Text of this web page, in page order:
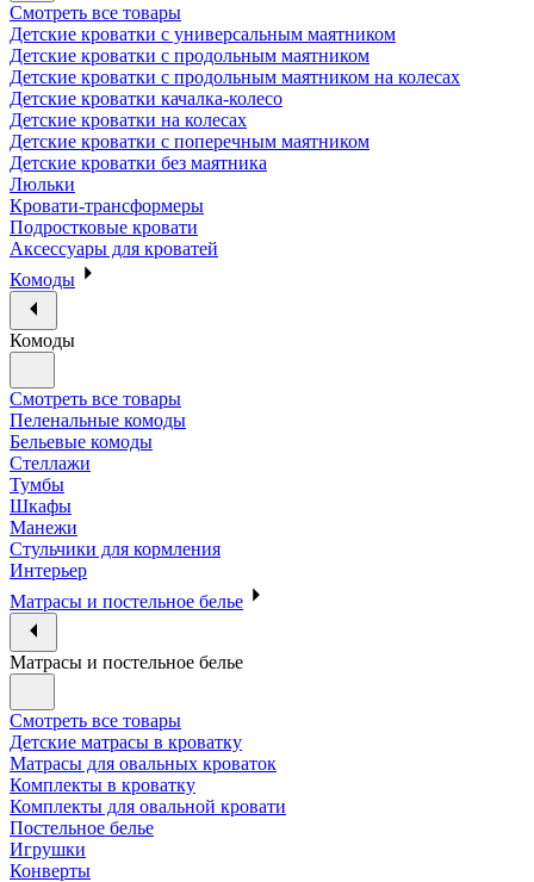
Смотреть все товары
Детские кроватки с универсальным маятником
Детские кроватки с продольным маятником
Детские кроватки с продольным маятником на колесах
Детские кроватки качалка-колесо
Детские кроватки на колесах
Детские кроватки с поперечным маятником
Детские кроватки без маятника
Люльки
Кровати-трансформеры
Подростковые кровати
Аксессуары для кроватей
Комоды
Комоды
Смотреть все товары
Пеленальные комоды
Бельевые комоды
Стеллажи
Тумбы
Шкафы
Манежи
Стульчики для кормления
Интерьер
Матрасы и постельное белье
Матрасы и постельное белье
Смотреть все товары
Детские матрасы в кроватку
Матрасы для овальных кроваток
Комплекты в кроватку
Комплекты для овальной кровати
Постельное белье
Игрушки
Конверты